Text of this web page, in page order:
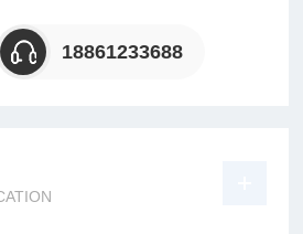
18861233688